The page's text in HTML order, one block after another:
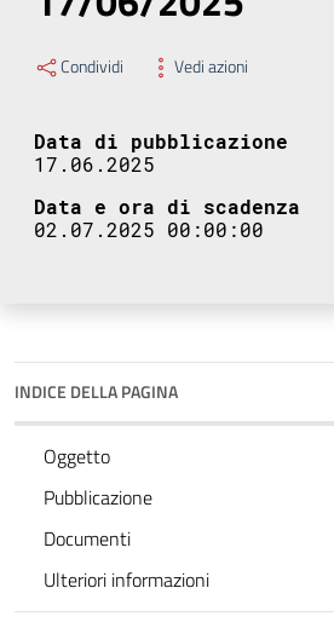
Condividi Vedi azioni
Data di pubblicazione
17.06.2025
Data e ora di scadenza
02.07.2025 00:00:00
INDICE DELLA PAGINA
Oggetto
Pubblicazione
Documenti
Ulteriori informazioni